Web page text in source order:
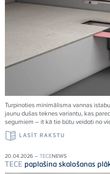
Turpinoties minimālisma vannas
jaunu dušas teknes variantu, kas
segumiem – it kā tie būtu veidoti no
LASĪT RAKSTU
20.04.2026 – TECENEWS
TECE paplašina skalošanas